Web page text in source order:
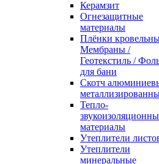
Керамзит
Огнезащитные
материалы
Плёнки
Мембраны /
Геотекстиль /
для бани
Скотч
Тепло-
материалы
Утеплители
Утеплители
минеральные